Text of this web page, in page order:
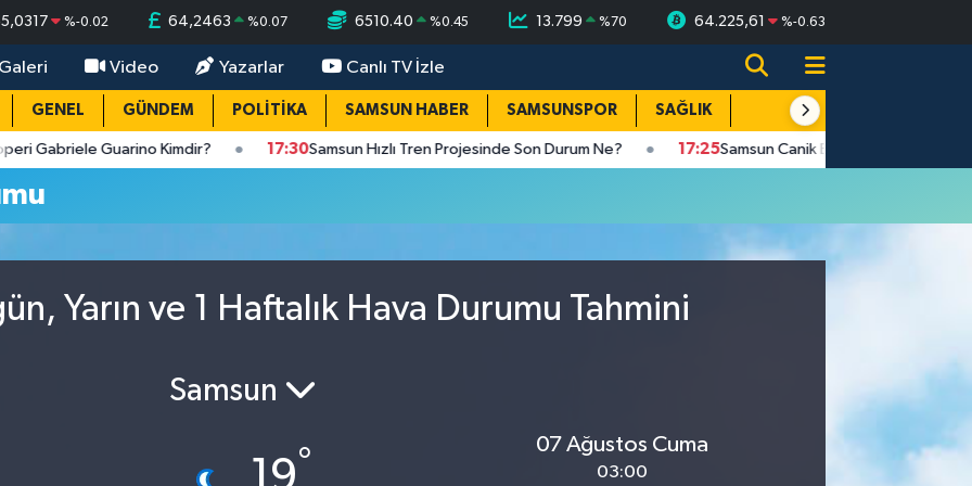
%-0.02 64,2463 %0.07 6510.40 %0.45 13.799 %70 64.225,61 %-0.63
Video Yazarlar Canlı TV İzle
GENEL GÜNDEM POLİTİKA SAMSUN HABER SAMSUNSPOR SAĞLIK TEKNOLOJİ
Guarino Kimdir? 17:30 Samsun Hızlı Tren Projesinde Son Durum Ne? 17:25 Samsun Canik Belediyesi'nden ailelere
Yarın ve 1 Haftalık Hava Durumu Tahmini
Samsun
°
07 Ağustos Cuma
03:00